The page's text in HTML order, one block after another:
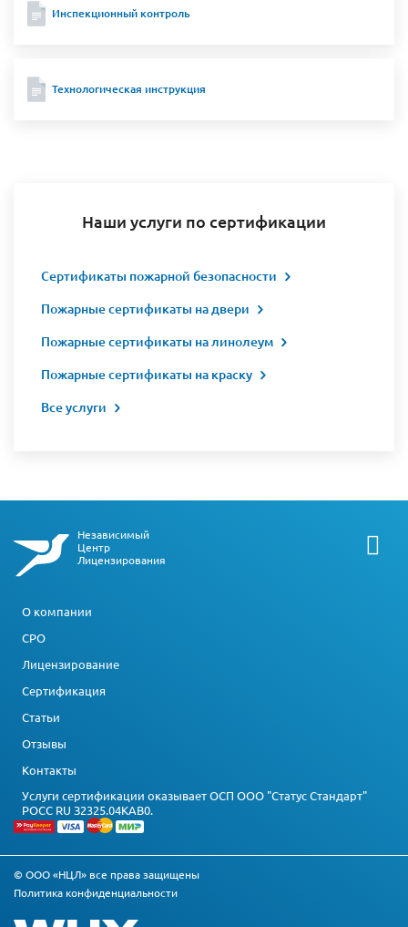
Инспекционный контроль
Технологическая инструкция
Наши услуги по сертификации
Сертификаты пожарной безопасности
Пожарные сертификаты на двери
Пожарные сертификаты на линолеум
Пожарные сертификаты на краску
Все услуги
Независимый
Центр
Лицензирования
О компании
СРО
Лицензирование
Сертификация
Статьи
Отзывы
Контакты
Услуги сертификации оказывает ОСП ООО "Статус Стандарт"
РОСС RU З2325.04КАВ0.
© ООО «НЦЛ» все права защищены
Политика конфиденциальности